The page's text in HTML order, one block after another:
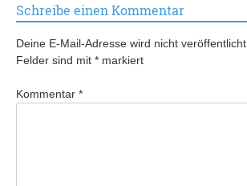
Schreibe einen Kommentar
Deine E-Mail-Adresse wird nicht veröffentlicht.
Felder sind mit * markiert
Kommentar *